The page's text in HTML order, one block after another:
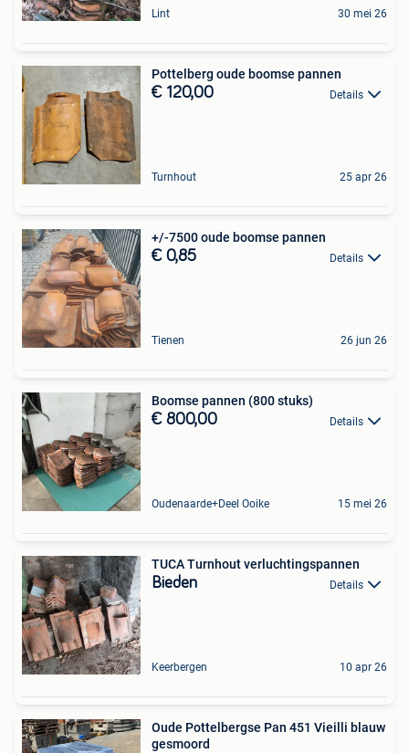
Lint 30 mei 26
Pottelberg oude boomse pannen
€ 120,00 Details
Turnhout 25 apr 26
+/-7500 oude boomse pannen
€ 0,85 Details
Tienen 26 jun 26
Boomse pannen (800 stuks)
€ 800,00 Details
Oudenaarde+Deel Ooike 15 mei 26
TUCA Turnhout verluchtingspannen
Bieden Details
Keerbergen 10 apr 26
Oude Pottelbergse Pan 451 Vieilli blauw
gesmoord